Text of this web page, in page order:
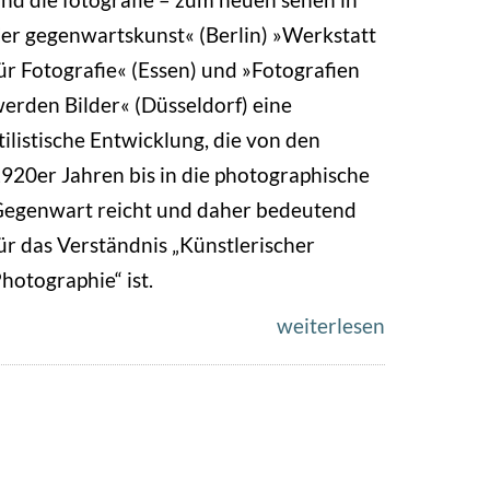
gegenwartskunst« (Berlin) »Werkstatt
Fotografie« (Essen) und »Fotografien
Bilder« (Düsseldorf) eine
Entwicklung, die von den
Jahren bis in die photographische
reicht und daher bedeutend
das Verständnis „Künstlerischer
ist.
weiterlesen